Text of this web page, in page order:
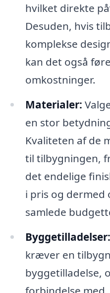
hvilket direkte
Desuden, hvis
komplekse
kan det også
omkostninger.
Materialer:
en stor
Kvaliteten af de
til tilbygningen,
det endelige
i pris og dermed
samlede
Byggetilladelser:
kræver en
byggetilladelse,